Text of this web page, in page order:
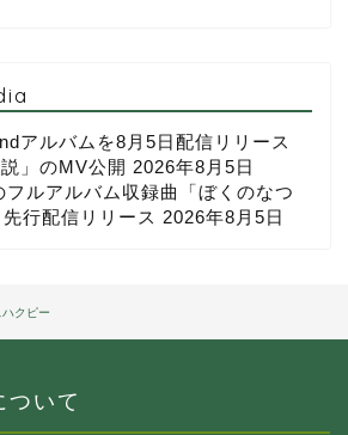
アルバムを8月5日配信リリース
」のMV公開 2026年8月5日
フルアルバム収録曲「ぼくのなつ
行配信リリース 2026年8月5日
クピー
いて